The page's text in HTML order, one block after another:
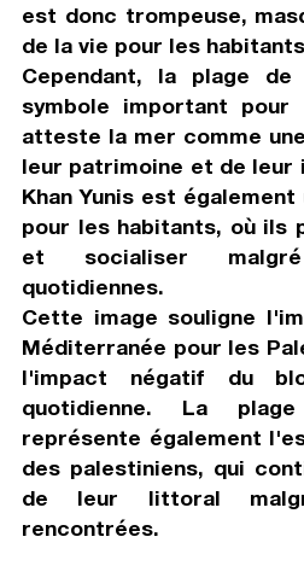
est donc trompeuse,
de la vie pour les
Cependant, la plage
symbole important pour
atteste la mer comme
leur patrimoine et de leur
Khan Yunis est
pour les habitants, où ils
et socialiser
quotidiennes.
Cette image souligne
Méditerranée pour les
l'impact négatif du
quotidienne. La
représente également
des palestiniens, qui
de leur littoral
rencontrées.